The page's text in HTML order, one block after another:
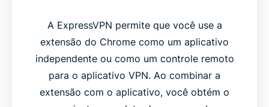
A ExpressVPN permite que você use a
extensão do Chrome como um aplicativo
independente ou como um controle remoto
para o aplicativo VPN. Ao combinar a
extensão com o aplicativo, você obtém o